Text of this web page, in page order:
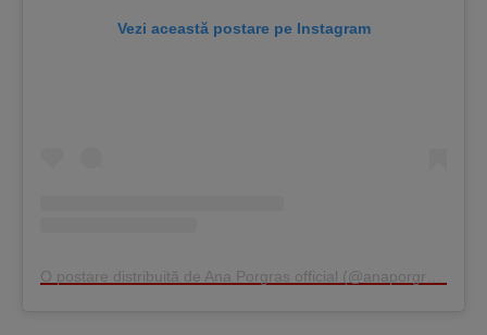
Vezi această postare pe Instagram